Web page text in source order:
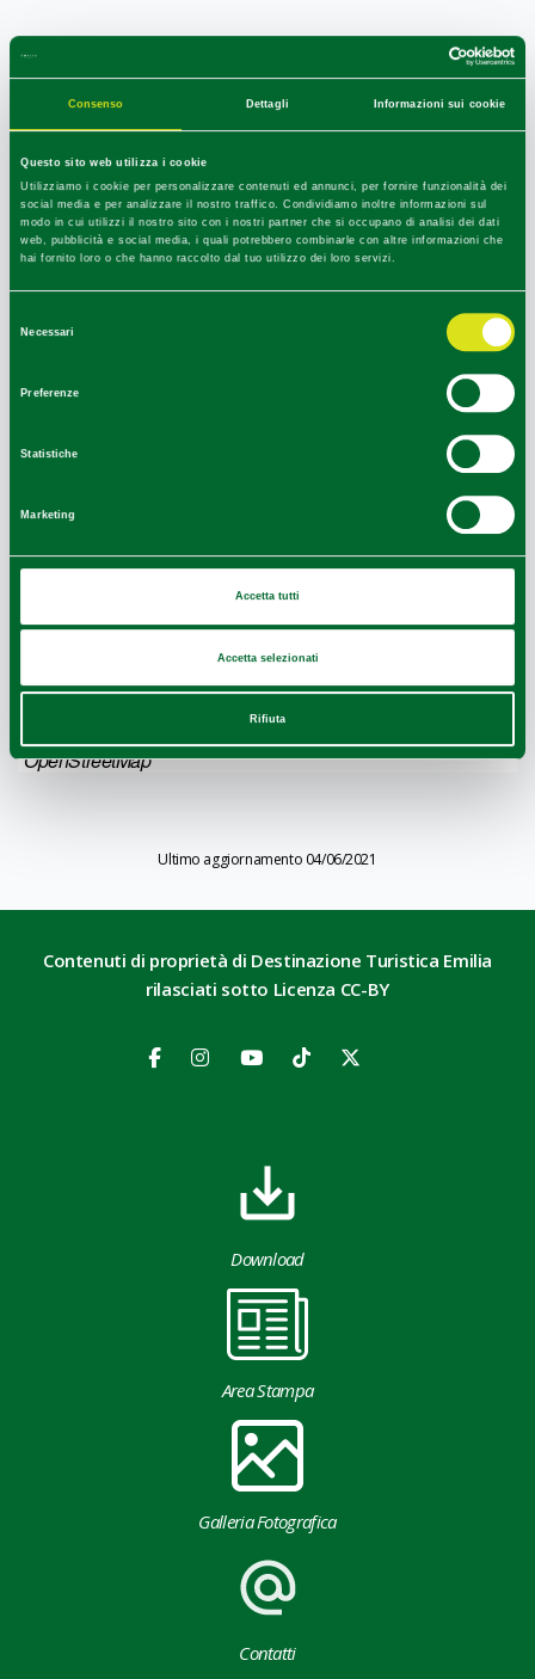
Consenso Dettagli Informazioni sui cookie
Questo sito web utilizza i cookie
Utilizziamo i cookie per personalizzare contenuti ed annunci, per fornire funzionalità dei
social media e per analizzare il nostro traffico. Condividiamo inoltre informazioni sul
modo in cui utilizzi il nostro sito con i nostri partner che si occupano di analisi dei dati
web, pubblicità e social media, i quali potrebbero combinarle con altre informazioni che
hai fornito loro o che hanno raccolto dal tuo utilizzo dei loro servizi.
Necessari
Preferenze
Statistiche
Marketing
Accetta tutti
Accetta selezionati
Rifiuta
+
OpenStreetMap
Ultimo aggiornamento 04/06/2021
Contenuti di proprietà di Destinazione Turistica Emilia
rilasciati sotto Licenza CC-BY
Download
Area Stampa
Galleria Fotografica
Contatti